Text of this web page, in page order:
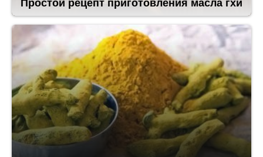
Простой рецепт приготовления масла гхи